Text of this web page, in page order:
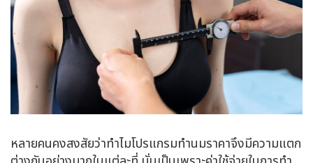
หลายคนคงสงสัยว่าทำไมโปรแกรมทำนมราคาจึงมีความแตก